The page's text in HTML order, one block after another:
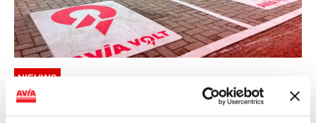
NIEUWS
AVIA VOLT en Fletcher Hotels starten